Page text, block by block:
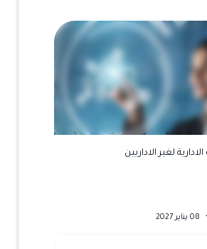
لغير الاداريين
08 يناير 2027